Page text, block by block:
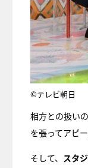
©テレビ朝日
相方との扱い
を張ってアピ
そして、 スタ